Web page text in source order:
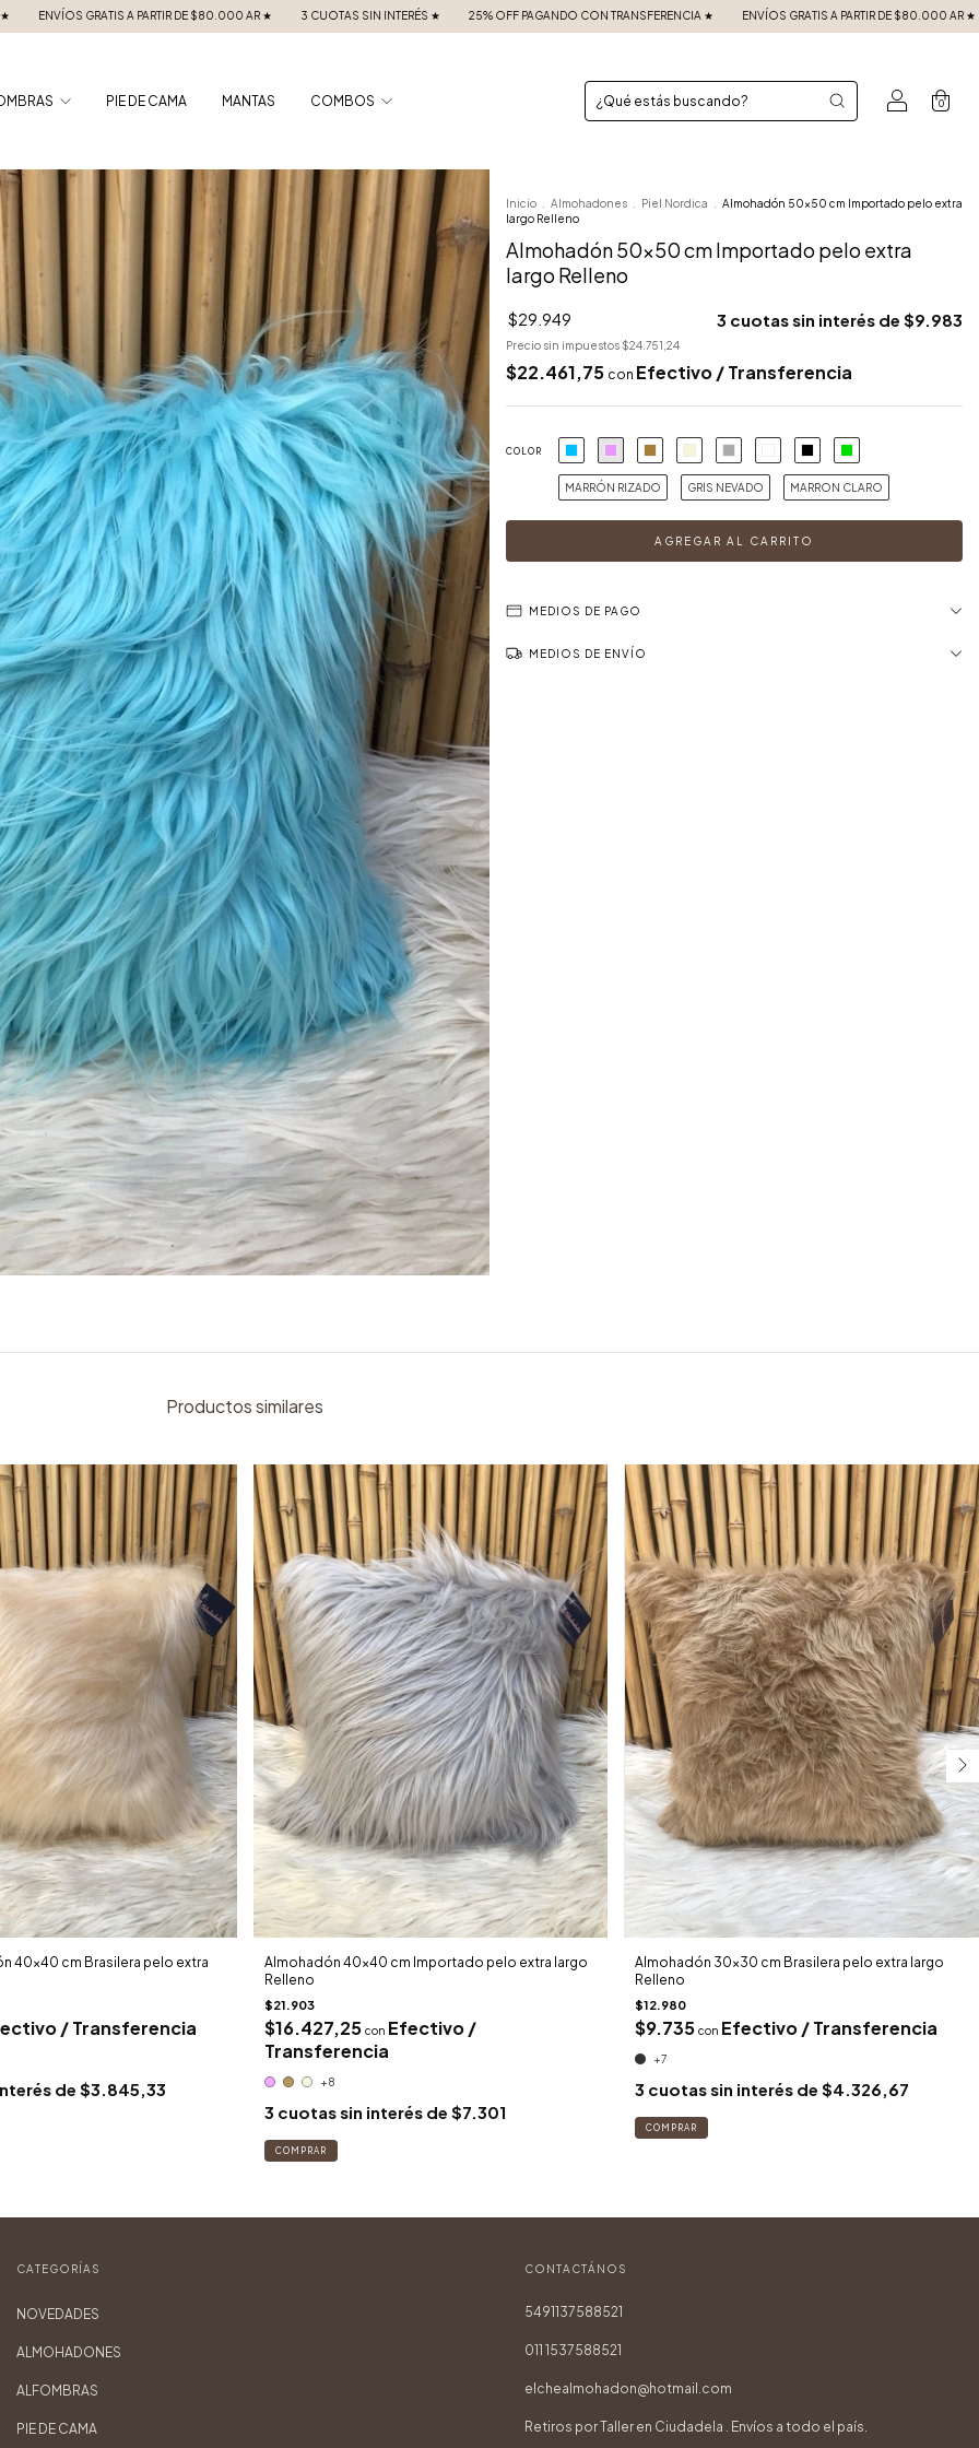
AR ★ 3 CUOTAS SIN INTERÉS ★ 25% OFF PAGANDO CON TRANSFERENCIA ★ ENVÍOS GRATIS A PARTIR DE $80.000 AR ★ 3 CUOTAS SIN INTERÉS ★
PIE DE CAMA MANTAS COMBOS 0
Inicio Almohadones Piel Nordica
Almohadón 50x50 cm Importado pelo extra
largo Relleno
Almohadón 50x50 cm Importado pelo extra
largo Relleno
$29.949 3 cuotas sin interés de $9.983
Precio sin impuestos $24.751,24
$22.461,75 con Efectivo / Transferencia
COLOR
MARRÓN RIZADO GRIS NEVADO MARRON CLARO
MEDIOS DE PAGO
MEDIOS DE ENVÍO
Productos similares
40x40 cm Brasilera pelo extra
/ Transferencia
de $3.845,33
Almohadón 40x40 cm Importado pelo extra largo
Relleno
$21.903
$16.427,25 con Efectivo /
Transferencia
+8
3 cuotas sin interés de $7.301
COMPRAR
Almohadón 30x30 cm Brasilera pelo extra largo
Relleno
$12.980
$9.735con Efectivo / Transferencia
+7
3 cuotas sin interés de$4.326,67
COMPRAR
CATEGORÍAS
NOVEDADES
ALMOHADONES
ALFOMBRAS
PIE DE CAMA
CONTACTÁNOS
5491137588521
011 1537588521
elchealmohadon@hotmail.com
Retiros por Taller en Ciudadela . Envíos a todo el país.